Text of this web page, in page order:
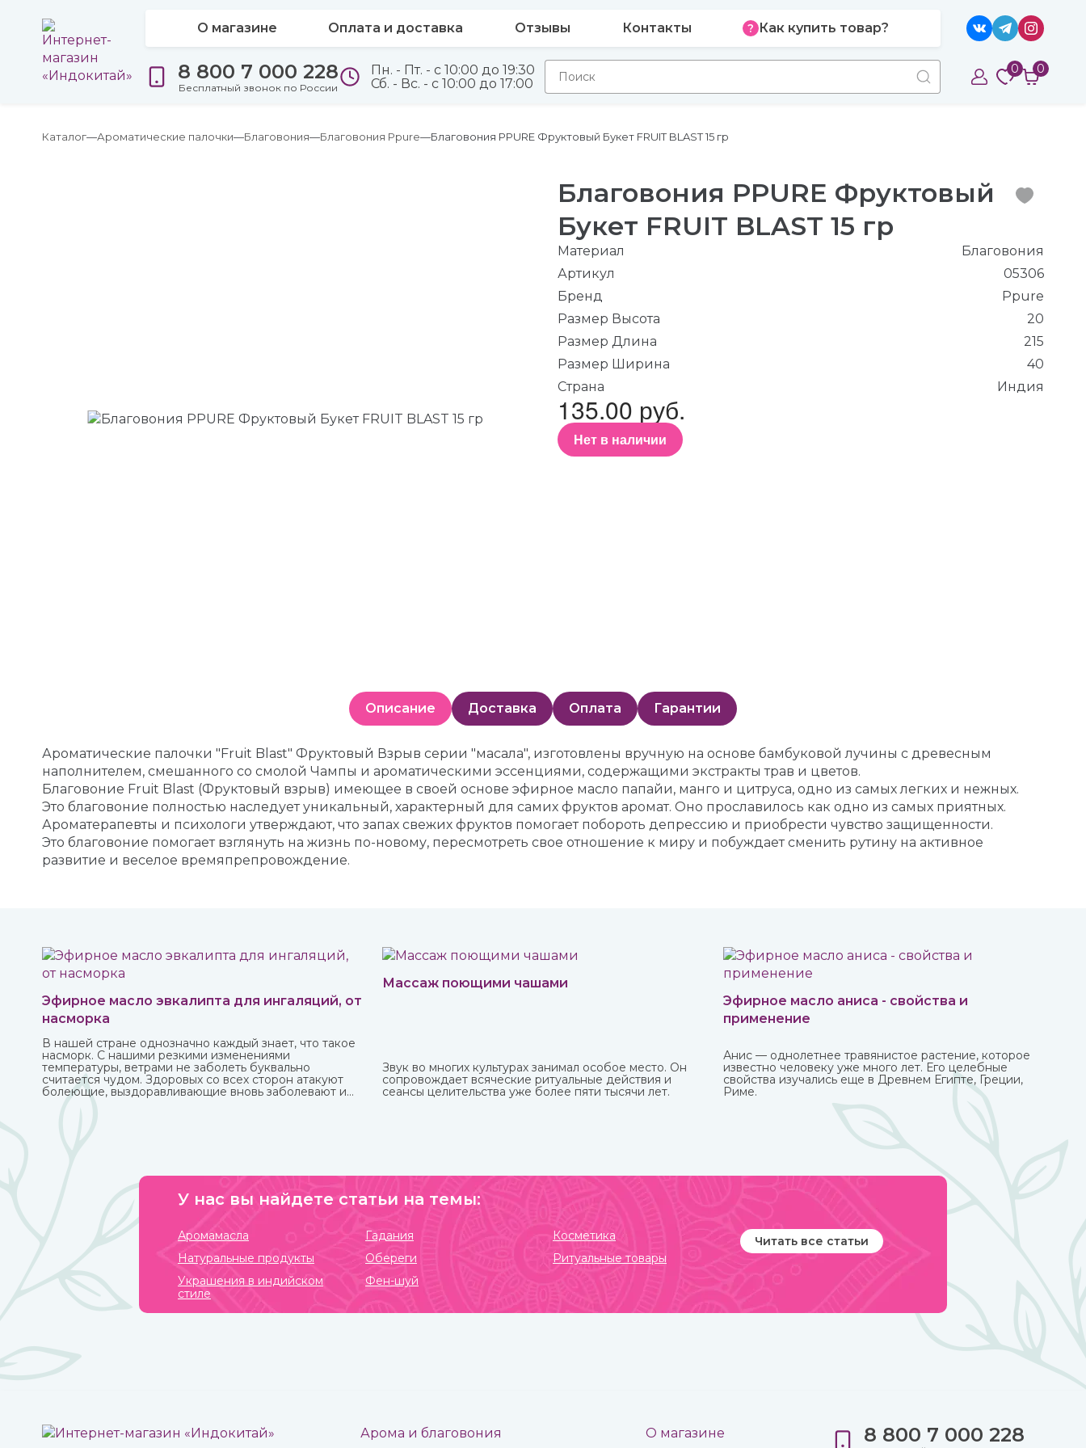
О магазине Оплата и доставка Отзывы Контакты Как купить товар?
8 800 7 000 228
Бесплатный звонок по России
Пн. - Пт. - с 10:00 до 19:30
Сб. - Вс. - с 10:00 до 17:00
0 0
Каталог Ароматические палочки Благовония Благовония Ppure Благовония PPURE Фруктовый Букет FRUIT BLAST 15 гр
Благовония PPURE Фруктовый
Букет FRUIT BLAST 15 гр
Материал
Благовония
Артикул
05306
Бренд
Ppure
Размер Высота
20
Размер Длина
215
Размер Ширина
40
Страна
Индия
135.00 руб.
Нет в наличии
Описание Доставка Оплата Гарантии
Ароматические палочки "Fruit Blast" Фруктовый Взрыв серии "масала", изготовлены вручную на основе бамбуковой лучины с древесным
наполнителем, смешанного со смолой Чампы и ароматическими эссенциями, содержащими экстракты трав и цветов.
Благовоние Fruit Blast (Фруктовый взрыв) имеющее в своей основе эфирное масло папайи, манго и цитруса, одно из самых легких и нежных.
Это благовоние полностью наследует уникальный, характерный для самих фруктов аромат. Оно прославилось как одно из самых приятных.
Ароматерапевты и психологи утверждают, что запах свежих фруктов помогает побороть депрессию и приобрести чувство защищенности.
Это благовоние помогает взглянуть на жизнь по-новому, пересмотреть свое отношение к миру и побуждает сменить рутину на активное
развитие и веселое времяпрепровождение.
Эфирное масло эвкалипта для ингаляций, от
насморка
В нашей стране однозначно каждый знает, что такое
насморк. С нашими резкими изменениями
температуры, ветрами не заболеть буквально
считается чудом. Здоровых со всех сторон атакуют
болеющие, выздоравливающие вновь заболевают и
так может продолжаться до бесконечности.
Массаж поющими чашами
Звук во многих культурах занимал особое место. Он
сопровождает всяческие ритуальные действия и
сеансы целительства уже более пяти тысячи лет.
Эфирное масло аниса - свойства и
применение
Анис — однолетнее травянистое растение, которое
известно человеку уже много лет. Его целебные
свойства изучались еще в Древнем Египте, Греции,
Риме.
У нас вы найдете статьи на темы:
Аромамасла Гадания
Косметика
Натуральные продукты
Обереги
Ритуальные товары
Украшения в индийском
стиле
Фен-шуй
Читать все статьи
Арома и благовония О магазине 8 800 7 000 228